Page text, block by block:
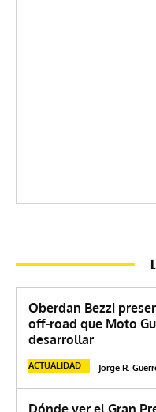
Oberdan Bezzi
off-road que Moto
desarrollar
ACTUALIDAD Jorge R.